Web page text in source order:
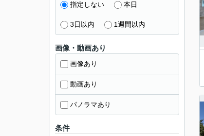
指定しない 本日
3日以内 1週間以内
画像・動画あり
画像あり
動画あり
パノラマあり
条件